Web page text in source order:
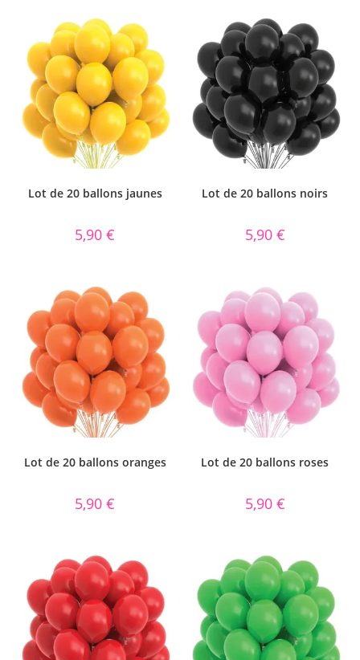
Lot de 20 ballons jaunes
5,90€
Lot de 20 ballons noirs
5,90 €
Lot de 20 ballons oranges
5,90€
Lot de 20 ballons roses
5,90 €